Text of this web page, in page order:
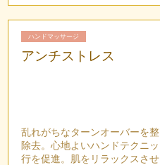
ハンドマッサージ
アンチストレス
乱れがちなターンオーバーを
除去。心地よいハンドテクニ
行を促進。肌をリラックスさせ